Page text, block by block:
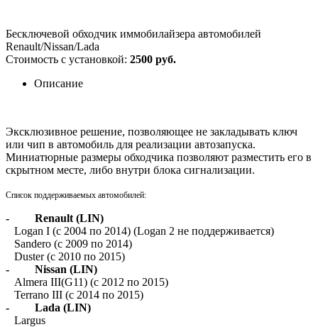
Бесключевой обходчик иммобилайзера автомобилей
Renault/Nissan/Lada
Стоимость с установкой: 2500 руб.
Описание
Эксклюзивное решение, позволяющее не закладывать ключ
или чип в автомобиль для реализации автозапуска.
Миниатюрные размеры обходчика позволяют разместить его в
скрытном месте, либо внутри блока сигнализации.
Список поддерживаемых автомобилей:
- Renault (LIN)
Logan I (с 2004 по 2014) (Logan 2 не поддерживается)
Sandero (с 2009 по 2014)
Duster (с 2010 по 2015)
- Nissan (LIN)
Almera III(G11) (с 2012 по 2015)
Terrano III (с 2014 по 2015)
- Lada (LIN)
Largus